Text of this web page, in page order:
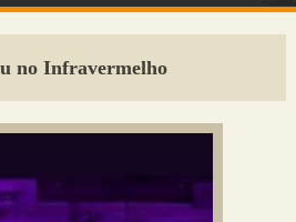
no Infravermelho